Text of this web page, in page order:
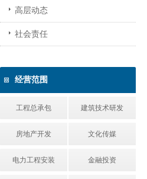
高层动态
社会责任
经营范围
工程总承包 建筑技术研发
房地产开发 文化传媒
电力工程安装 金融投资